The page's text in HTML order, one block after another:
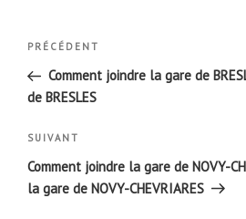
Navigation
l’article
Article
précédent
PRÉCÉDENT
Comment joindre la gare de
de BRESLES
Article
suivant
SUIVANT
Comment joindre la gare de NOVY-
la gare de NOVY-CHEVRIARES